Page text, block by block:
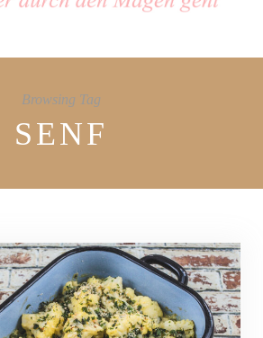
Browsing Tag
SENF